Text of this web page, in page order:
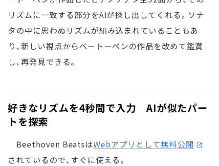
リズムに一致する部分をAIが探し出してくれる。ソナ
タの中に思わぬリズムが組み込まれていることもあ
り、新しい視点からベートーベンの作品を改めて鑑賞
し、再発見できる。
好きなリズムを4秒間で入力 AIが似たパー
トを探索
Beethoven BeatsはWebアプリとして無料公開
されているので、すぐに使える。